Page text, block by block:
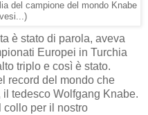
del campione del mondo Knabe
è stato di parola, aveva
Europei in Turchia
triplo e così è stato.
record del mondo che
tedesco Wolfgang Knabe.
collo per il nostro